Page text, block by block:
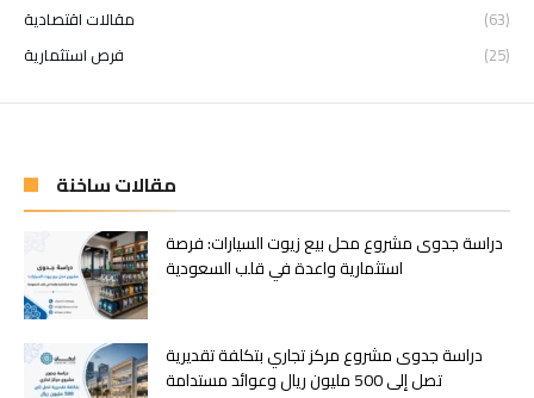
مقالات اقتصادية
(63)
فرص استثمارية
(25)
مقالات ساخنة
دراسة جدوى مشروع محل بيع زيوت السيارات: فرصة
استثمارية واعدة في قلب السعودية
دراسة جدوى مشروع مركز تجاري بتكلفة تقديرية
تصل إلى 500 مليون ريال وعوائد مستدامة